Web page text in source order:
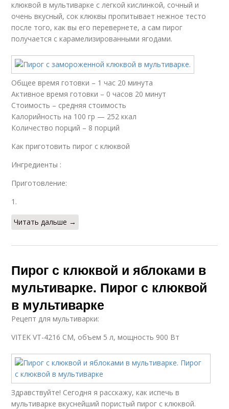
клюквой в мультиварке с легкой кислинкой, сочный и
очень вкусный, сок клюквы пропитывает нежное тесто
после того, как вы его перевернете, а сам пирог
получается с карамелизированными ягодами.
Общее время готовки – 1 час 20 минута
Активное время готовки – 0 часов 20 минут
Стоимость – средняя стоимость
Калорийность на 100 гр — 252 ккал
Количество порций – 8 порций
Как приготовить пирог с клюквой
Ингредиенты :
Приготовление:
1.
Читать дальше →
Пирог с клюквой и яблоками в
мультиварке. Пирог с клюквой
в мультиварке
Рецепт для мультиварки:
VITEK VT-4216 CM, объем 5 л, мощность 900 Вт
Здравствуйте! Сегодня я расскажу, как испечь в
мультиварке вкуснейший пористый пирог с клюквой.